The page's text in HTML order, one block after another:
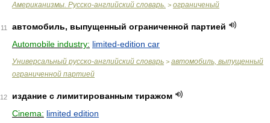
Американизмы. Русско-английский словарь. > ограниченый
11
автомобиль, выпущенный ограниченной партией
Automobile industry: limited-edition car
Универсальный русско-английский словарь > автомобиль, выпущенный
ограниченной партией
12
издание с лимитированным тиражом
Cinema: limited edition